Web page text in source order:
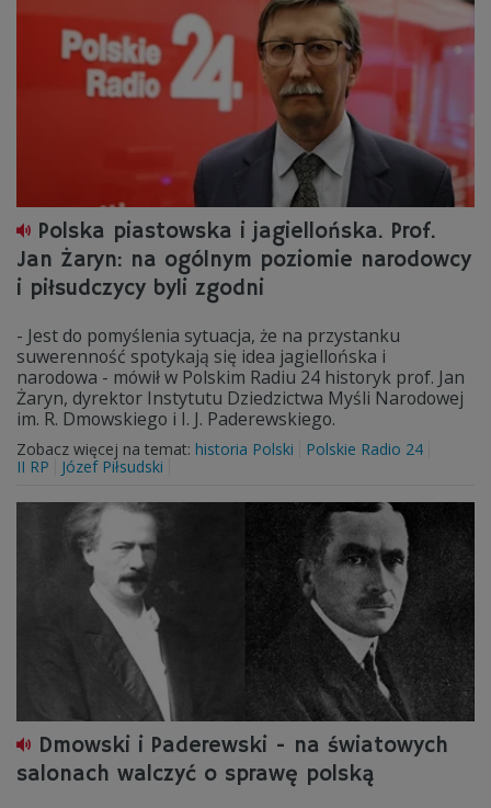
Polska piastowska i jagiellońska. Prof.
Jan Żaryn: na ogólnym poziomie narodowcy
i piłsudczycy byli zgodni
- Jest do pomyślenia sytuacja, że na przystanku
suwerenność spotykają się idea jagiellońska i
narodowa - mówił w Polskim Radiu 24 historyk prof. Jan
Żaryn, dyrektor Instytutu Dziedzictwa Myśli Narodowej
im. R. Dmowskiego i I. J. Paderewskiego.
Zobacz więcej na temat: historia Polski
Polskie Radio 24
II RP
Józef Piłsudski
Dmowski i Paderewski - na światowych
salonach walczyć o sprawę polską